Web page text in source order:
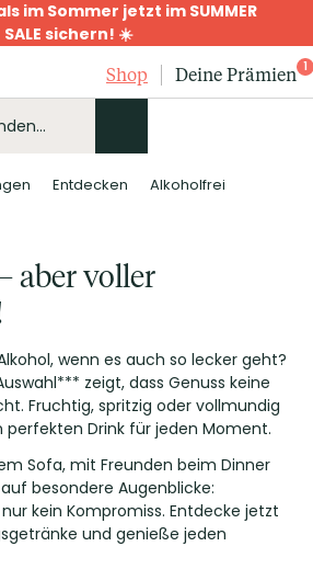
im Sommer jetzt im SUMMER
SALE sichern! ☀️
Shop
Deine Prämien 1
Entdecken Alkoholfrei
aber voller
wenn es auch so lecker geht?
zeigt, dass Genuss keine
Fruchtig, spritzig oder vollmundig
perfekten Drink für jeden Moment.
Sofa, mit Freunden beim Dinner
besondere Augenblicke:
kein Kompromiss. Entdecke jetzt
und genieße jeden